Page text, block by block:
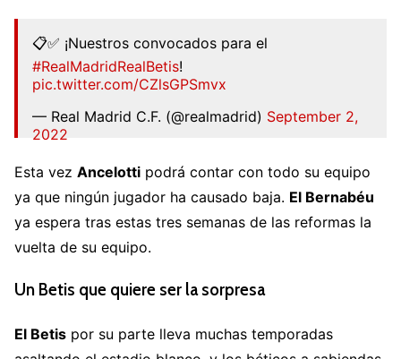
📋✅ ¡Nuestros convocados para el
#RealMadridRealBetis!
pic.twitter.com/CZlsGPSmvx
— Real Madrid C.F. (@realmadrid) September 2,
2022
Esta vez Ancelotti podrá contar con todo su equipo
ya que ningún jugador ha causado baja. El Bernabéu
ya espera tras estas tres semanas de las reformas la
vuelta de su equipo.
Un Betis que quiere ser la sorpresa
El Betis por su parte lleva muchas temporadas